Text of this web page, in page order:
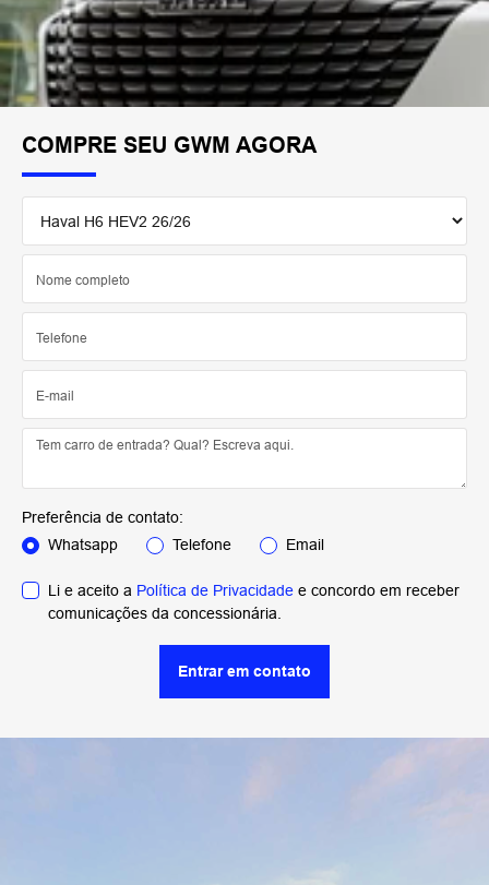
COMPRE SEU GWM AGORA
Preferência de contato:
Whatsapp
Telefone Email
Li e aceito a Política de Privacidade e concordo em receber
comunicações da concessionária.
Entrar em contato